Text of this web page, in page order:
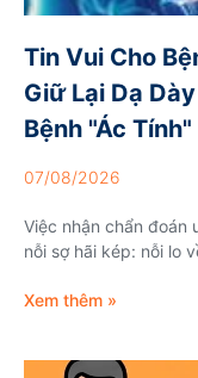
Tin Vui Cho
Giữ Lại Dạ
Bệnh "ác Tính"
07/08/2026
Việc nhận chẩn
nỗi sợ hãi kép: nỗi lo
Xem thêm »